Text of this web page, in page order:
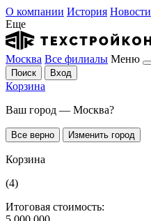
О компании История Новости
Еще
Москва Все филиалы Меню
Поиск Вход
Корзина
Ваш город — Москва?
Все верно Изменить город
Корзина
(4)
Итоговая стоимость: